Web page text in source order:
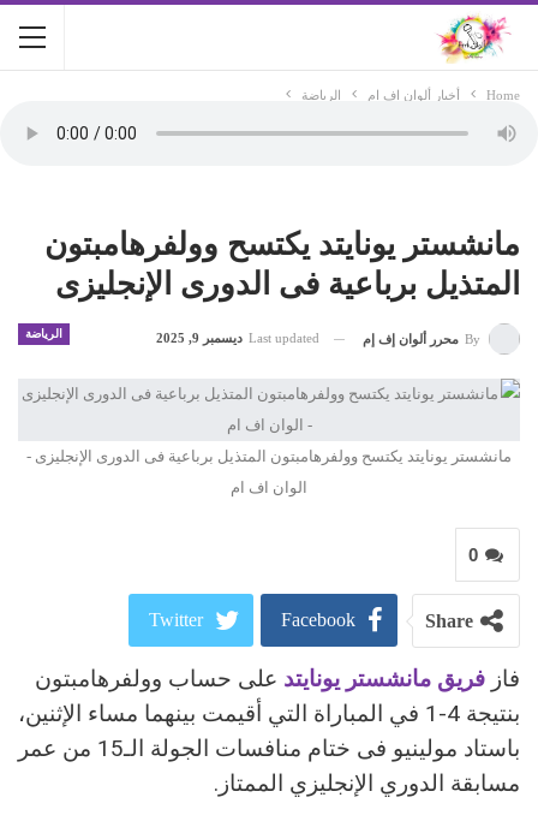
Home أخبار ألوان اف ام الرياضة
مانشستر يونايتد يكتسح وولفرهامبتون
المتذيل برباعية فى الدورى الإنجليزى
الرياضة By محرر ألوان إف إم Last updated ديسمبر 9, 2025
مانشستر يونايتد يكتسح وولفرهامبتون المتذيل برباعية فى الدورى الإنجليزى -
الوان اف ام
0
Share
Facebook
Twitter
Google+
ReddIt
WhatsApp
Pinterest
البريد الالكتروني
فاز فريق مانشستر يونايتد على حساب وولفرهامبتون
بنتيجة 4-1 في المباراة التي أقيمت بينهما مساء الإثنين،
باستاد مولينيو فى ختام منافسات الجولة الـ15 من عمر
مسابقة الدوري الإنجليزي الممتاز.